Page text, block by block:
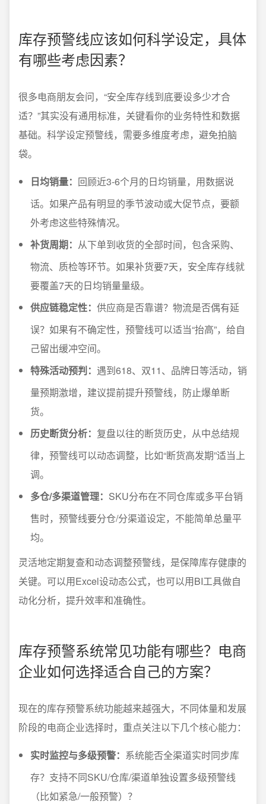
库存预警线应该如何科学设定，具体
有哪些考虑因素？
很多电商朋友会问，“安全库存线到底要设多少才合
适？”其实没有通用标准，关键看你的业务特性和数据
基础。科学设定预警线，需要多维度考虑，避免拍脑
袋。
日均销量： 回顾近3-6个月的日均销量，用数据说
话。如果产品有明显的季节波动或大促节点，要额
外考虑这些特殊情况。
补货周期： 从下单到收货的全部时间，包含采购、
物流、质检等环节。如果补货要7天，安全库存线就
要覆盖7天的日均销量量级。
供应链稳定性： 供应商是否靠谱？物流是否偶有延
误？如果有不确定性，预警线可以适当“抬高”，给自
己留出缓冲空间。
特殊活动预判： 遇到618、双11、品牌日等活动，销
量预期激增，建议提前提升预警线，防止爆单断
货。
历史断货分析： 复盘以往的断货历史，从中总结规
律，预警线可以动态调整，比如“断货高发期”适当上
调。
多仓/多渠道管理： SKU分布在不同仓库或多平台销
售时，预警线要分仓/分渠道设定，不能简单总量平
均。
灵活地定期复查和动态调整预警线，是保障库存健康的
关键。可以用Excel设动态公式，也可以用BI工具做自
动化分析，提升效率和准确性。
库存预警系统常见功能有哪些？电商
企业如何选择适合自己的方案？
现在的库存预警系统功能越来越强大，不同体量和发展
阶段的电商企业选择时，重点关注以下几个核心能力：
实时监控与多级预警： 系统能否全渠道实时同步库
存？支持不同SKU/仓库/渠道单独设置多级预警线
（比如紧急/一般预警）？